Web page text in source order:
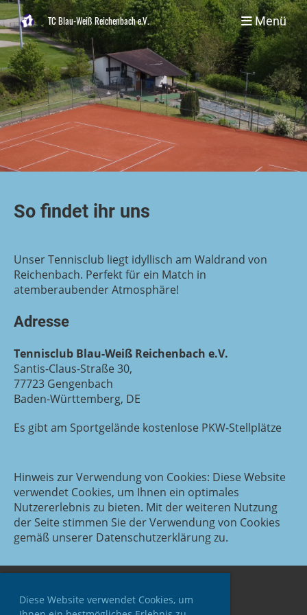
Diese Website verwendet Cookies, um
TC Blau-Weiß Reichenbach e.V. Menü
So findet ihr uns
Unser Tennisclub liegt idyllisch am Waldrand von
Reichenbach. Perfekt für ein Match in
atemberaubender Atmosphäre!
Adresse
Tennisclub Blau-Weiß Reichenbach e.V.
Santis-Claus-Straße 30,
77723 Gengenbach
Baden-Württemberg, DE
Es gibt am Sportgelände kostenlose PKW-Stellplätze
Hinweis zur Verwendung von Cookies: Diese Website
verwendet Cookies, um Ihnen ein optimales
Nutzererlebnis zu bieten. Mit der weiteren Nutzung
der Seite stimmen Sie der Verwendung von Cookies
gemäß unserer Datenschutzerklärung zu.